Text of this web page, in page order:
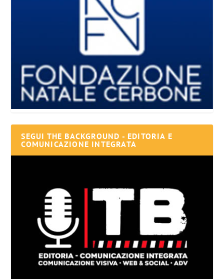
SEGUI THE BACKGROUND - EDITORIA E
COMUNICAZIONE INTEGRATA